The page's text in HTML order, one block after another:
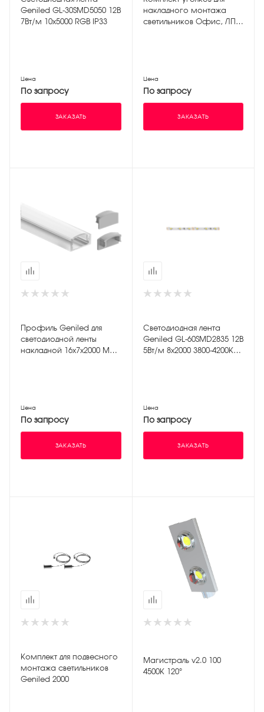
Geniled GL-30SMD5050 12В
7Вт/м 10х5000 RGB IP33
Цена
По запросу
ЗАКАЗАТЬ
накладного монтажа
светильников Офис, ЛПО
Цена
По запросу
ЗАКАЗАТЬ
Профиль Geniled для
светодиодной ленты
накладной 16x7x2000 М16
Цена
По запросу
ЗАКАЗАТЬ
Светодиодная лента
Geniled GL-60SMD2835 12В
5Вт/м 8х2000 3800-4200К
Цена
По запросу
ЗАКАЗАТЬ
Комплект для подвесного
монтажа светильников
Geniled 2000
Магистраль v2.0 100
4500К 120°